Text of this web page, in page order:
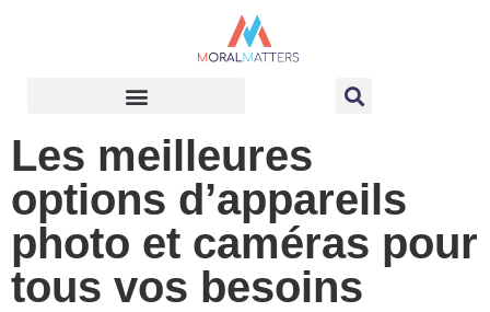
Les meilleures
options d’appareils
photo et caméras pour
tous vos besoins